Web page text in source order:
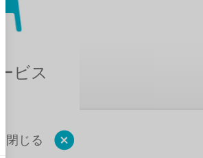
ビス
閉じる